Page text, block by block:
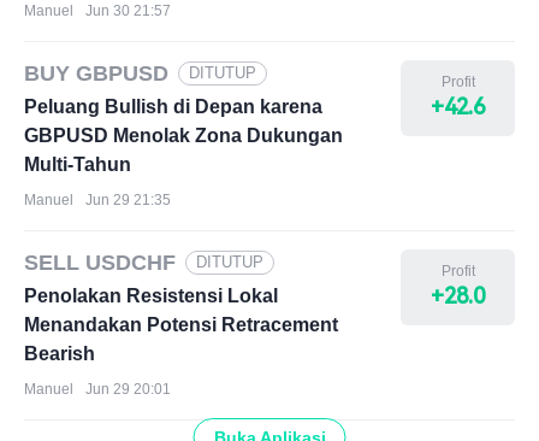
Manuel Jun 30 21:57
BUY GBPUSD DITUTUP
Peluang Bullish di Depan karena
GBPUSD Menolak Zona Dukungan
Multi-Tahun
Profit
+42.6
Manuel Jun 29 21:35
SELL USDCHF DITUTUP
Penolakan Resistensi Lokal
Menandakan Potensi Retracement
Bearish
Profit
+28.0
Manuel Jun 29 20:01